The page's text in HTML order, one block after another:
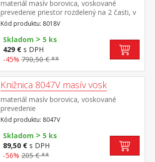
materiál masív borovica, voskované
prevedenie priestor rozdelený na 2 časti, v
užšej časti 1 dvierka a 2 variabilné police v
širšej časti 2 dvierka s 1 variabilnou policou,
2 zásuvky s kovovými pojazdmi
Kód produktu: 8018V
Skladom > 5 ks
429 € s DPH
-45% 790,50 € **
Knižnica 8047V masív vosk
materiál masív borovica, voskované
prevedenie
Kód produktu: 8047V
Skladom > 5 ks
89,50 € s DPH
-56% 205 € **